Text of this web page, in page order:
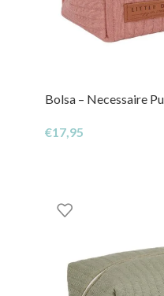
Bolsa – Necessaire
€17,95